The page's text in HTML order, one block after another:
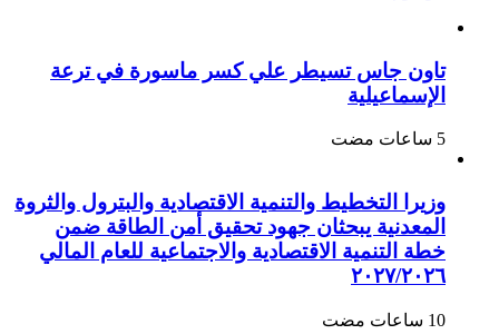
تاون جاس تسيطر علي كسر ماسورة في ترعة
الإسماعيلية
وزيرا التخطيط والتنمية الاقتصادية والبترول والثروة
المعدنية يبحثان جهود تحقيق أمن الطاقة ضمن
خطة التنمية الاقتصادية والاجتماعية للعام المالي
٢٠٢٧/٢٠٢٦